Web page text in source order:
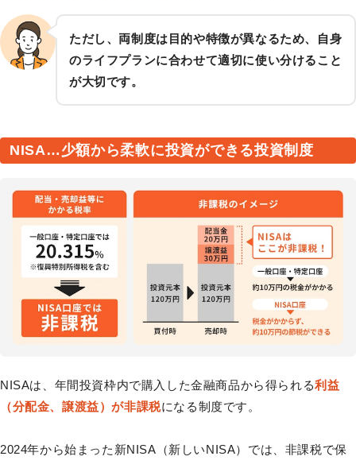
ただし、両制度は目的や特徴が異なるため、自身
のライフプランに合わせて適切に使い分けること
が大切です。
NISA…少額から柔軟に投資ができる投資制度
NISAは、年間投資枠内で購入した金融商品から得られる利益
（分配金、譲渡益）が非課税になる制度です。
2024年から始まった新NISA（新しいNISA）では、非課税で保